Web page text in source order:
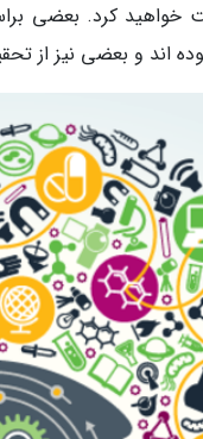
خواهید کرد.
اند و بعضی نیز از